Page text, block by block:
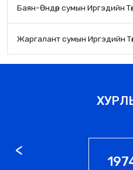
Баян-Өндөр сумын Иргэдийн
Жаргалант сумын Иргэдийн
1974 он